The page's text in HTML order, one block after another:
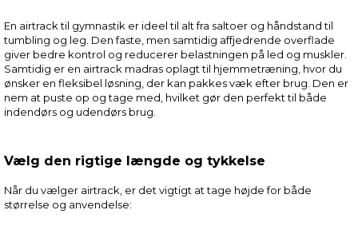
En airtrack til gymnastik er ideel til alt fra saltoer og håndstand til
tumbling og leg. Den faste, men samtidig affjedrende overflade
giver bedre kontrol og reducerer belastningen på led og muskler.
Samtidig er en airtrack madras oplagt til hjemmetræning, hvor du
ønsker en fleksibel løsning, der kan pakkes væk efter brug. Den er
nem at puste op og tage med, hvilket gør den perfekt til både
indendørs og udendørs brug.
Vælg den rigtige længde og tykkelse
Når du vælger airtrack, er det vigtigt at tage højde for både
størrelse og anvendelse: